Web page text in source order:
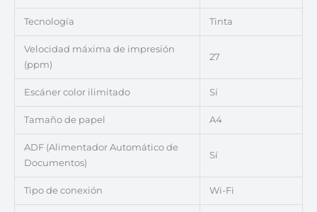
Tecnología Tinta
Velocidad máxima de impresión
(ppm)
27
Escáner color ilimitado Sí
Tamaño de papel A4
ADF (Alimentador Automático de
Documentos)
Sí
Tipo de conexión Wi-Fi